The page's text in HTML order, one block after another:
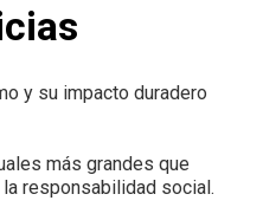
y su impacto duradero
más grandes que
responsabilidad social.